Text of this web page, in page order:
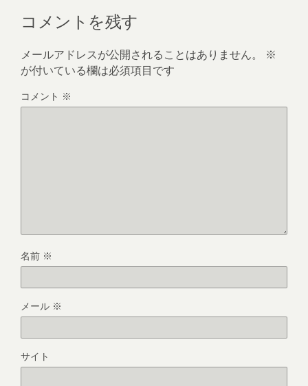
コメントを残す
メールアドレスが公開されることはありません。
※
が付いている欄は必須項目です
コメント ※
名前 ※
メール ※
サイト